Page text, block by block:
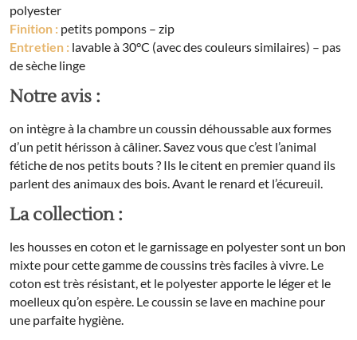
polyester
Finition : petits pompons – zip
Entretien : lavable à 30°C (avec des couleurs similaires) – pas
de sèche linge
Notre avis :
on intègre à la chambre un coussin déhoussable aux formes
d’un petit hérisson à câliner. Savez vous que c’est l’animal
fétiche de nos petits bouts ? Ils le citent en premier quand ils
parlent des animaux des bois. Avant le renard et l’écureuil.
La collection :
les housses en coton et le garnissage en polyester sont un bon
mixte pour cette gamme de coussins très faciles à vivre. Le
coton est très résistant, et le polyester apporte le léger et le
moelleux qu’on espère. Le coussin se lave en machine pour
une parfaite hygiène.